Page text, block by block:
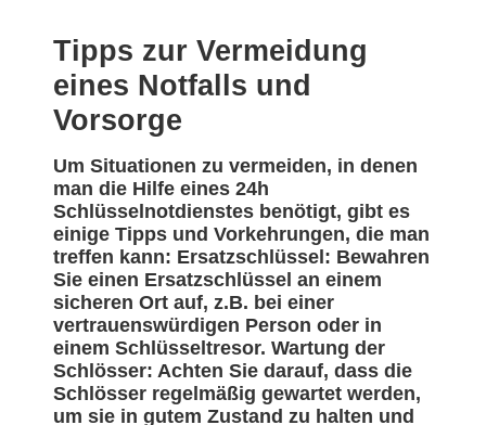
Tipps zur Vermeidung
eines Notfalls und
Vorsorge
Um Situationen zu vermeiden, in denen
man die Hilfe eines 24h
Schlüsselnotdienstes benötigt, gibt es
einige Tipps und Vorkehrungen, die man
treffen kann: Ersatzschlüssel: Bewahren
Sie einen Ersatzschlüssel an einem
sicheren Ort auf, z.B. bei einer
vertrauenswürdigen Person oder in
einem Schlüsseltresor. Wartung der
Schlösser: Achten Sie darauf, dass die
Schlösser regelmäßig gewartet werden,
um sie in gutem Zustand zu halten und